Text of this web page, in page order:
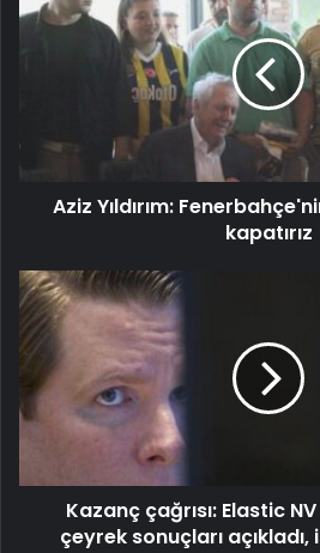
Aziz Yıldırım:
kapatırız
Kazanç çağrısı: Elastic
çeyrek sonuçları